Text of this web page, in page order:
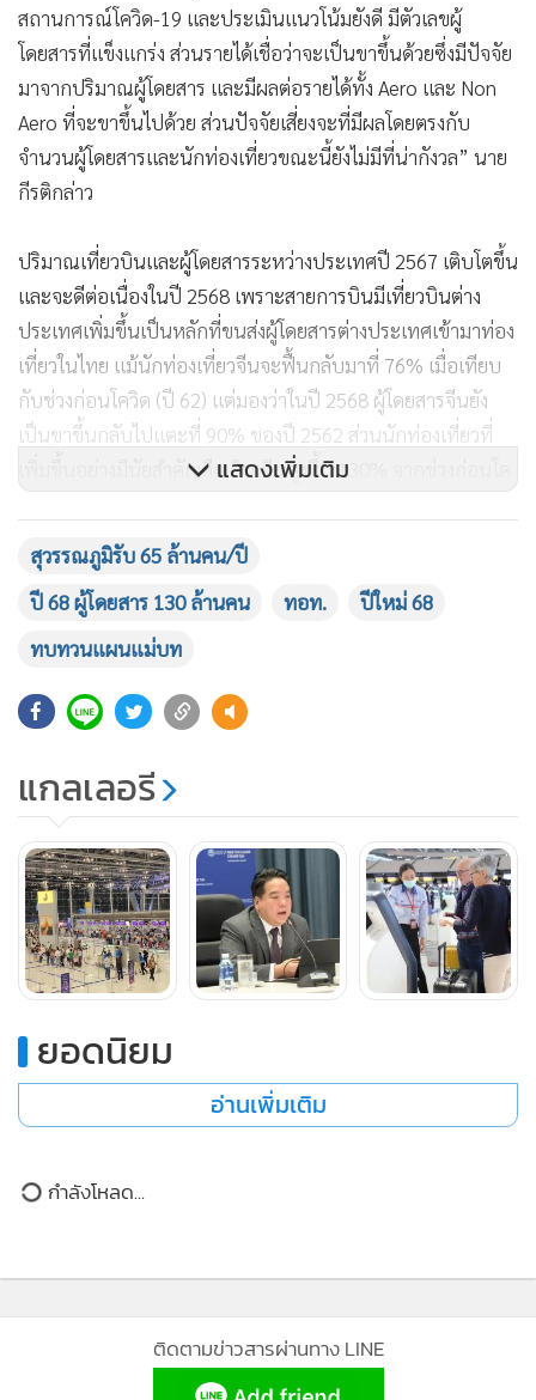
สถานการณ์โควิด-19 และประเมินแนวโน้มยังดี มีตัวเลขผู้
โดยสารที่แข็งแกร่ง ส่วนรายได้เชื่อว่าจะเป็นขาขึ้นด้วยซึ่งมีปัจจัย
มาจากปริมาณผู้โดยสาร และมีผลต่อรายได้ทั้ง Aero และ Non
Aero ที่จะขาขึ้นไปด้วย ส่วนปัจจัยเสี่ยงจะที่มีผลโดยตรงกับ
จำนวนผู้โดยสารและนักท่องเที่ยวขณะนี้ยังไม่มีที่น่ากังวล” นาย
กีรติกล่าว
ปริมาณเที่ยวบินและผู้โดยสารระหว่างประเทศปี 2567 เติบโตขึ้น
และจะดีต่อเนื่องในปี 2568 เพราะสายการบินมีเที่ยวบินต่าง
ประเทศเพิ่มขึ้นเป็นหลักที่ขนส่งผู้โดยสารต่างประเทศเข้ามาท่อง
เที่ยวในไทย แม้นักท่องเที่ยวจีนจะฟื้นกลับมาที่ 76% เมื่อเทียบ
กับช่วงก่อนโควิด (ปี 62) แต่มองว่าในปี 2568 ผู้โดยสารจีนยัง
เป็นขาขึ้นกลับไปแตะที่ 90% ของปี 2562 ส่วนนักท่องเที่ยวที่
เพิ่มขึ้นอย่างมีนัยสำคัญคือ อินเดีย สูงขึ้น 130% จากช่วงก่อนโค
ออก สหรัฐ อังกฤษ ที่เพิ่มขึ้น ยกเว้นนักท่องเที่ยวญี่ปุ่นที่ลดลง
จากปัญหาเงินเยนอ่อนค่า
โดยทอท. มีความพร้อมในการรองรับผู้โดยสารที่จะเดินทางผ่าน
ปลอดภัย โดยในวันที่ 1 ธันวาคม 2567 ระบบพิสูจน์อัตลักษณ์
Biometric) ด้วยเทคโนโลยี Facial Recognition สำหรับระบุตัว
ตนของผู้โดยสารจะมีความพร้อมสมบูรณ์ในการให้บริการอย่าง
เต็มรูปแบบแก่ผู้โดยสารทุกท่าน ทั้งผู้โดยสารระหว่างประเทศ
และผู้โดยสารภายในประเทศ โดยผู้โดยสารจำเป็นต้องยินยอมให้
ใช้ข้อมูลอัตลักษณ์บุคคลก่อน ซึ่งระบบ Biometric จะทำให้ผู้ใช้
บริการท่าอากาศยานทั้ง 6 แห่ง ได้รับความสะดวกสบาย และ
รวดเร็ว ตั้งแต่ขั้นตอนการโหลดกระเป๋าสัมภาระผ่านเครื่องรับ
ค้น รวมทั้งขั้นตอนขึ้นเครื่อง โดยผู้โดยสารไม่ต้องแสดง Passport
และ Boarding Pass อีกต่อไป (ทั้งนี้ เป็นการยินยอมให้ใช้ข้อมูล
Biometric สำหรับการเดินทางเพียงครั้งเดียวเท่านั้น)
แสดงเพิ่มเติม
สุวรรณภูมิรับ 65 ล้านคน/ปี
ปี 68 ผู้โดยสาร 130 ล้านคน
ทอท.
ปีใหม่ 68
ทบทวนแผนแม่บท
แกลเลอรี
ยอดนิยม
อ่านเพิ่มเติม
กำลังโหลด...
ติดตามข่าวสารผ่านทาง LINE